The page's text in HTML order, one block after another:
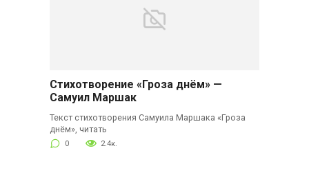
Стихотворение «Гроза днём» —
Самуил Маршак
Текст стихотворения Самуила Маршака «Гроза
днём», читать
0 2.4к.